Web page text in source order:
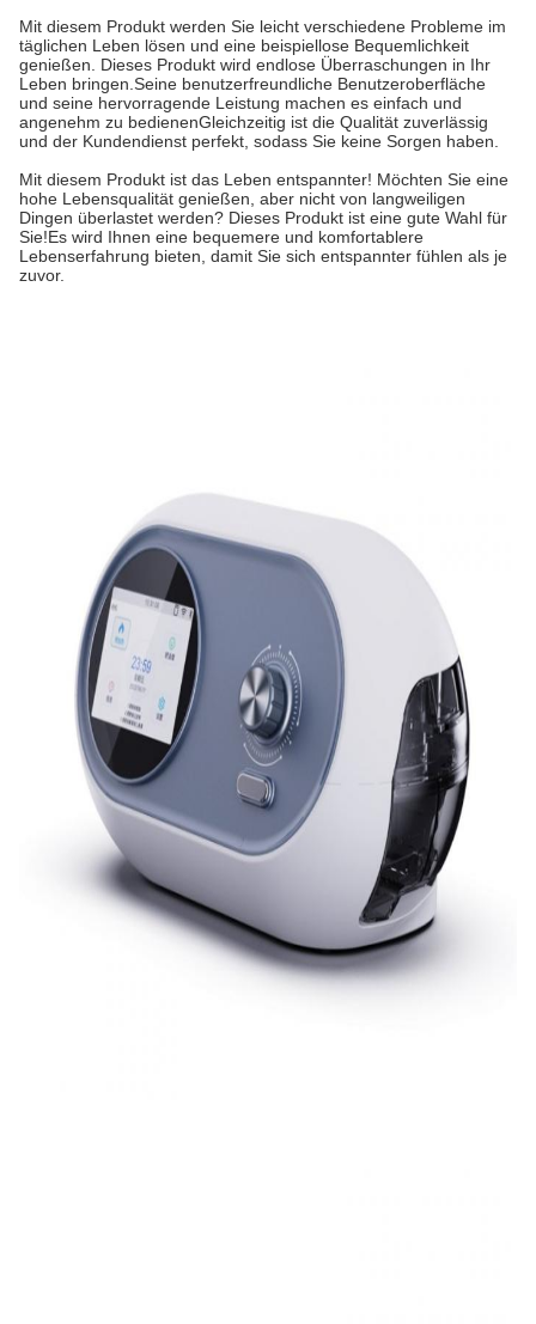
Mit diesem Produkt werden Sie leicht verschiedene Probleme im
täglichen Leben lösen und eine beispiellose Bequemlichkeit
genießen. Dieses Produkt wird endlose Überraschungen in Ihr
Leben bringen.Seine benutzerfreundliche Benutzeroberfläche
und seine hervorragende Leistung machen es einfach und
angenehm zu bedienenGleichzeitig ist die Qualität zuverlässig
und der Kundendienst perfekt, sodass Sie keine Sorgen haben.
Mit diesem Produkt ist das Leben entspannter! Möchten Sie eine
hohe Lebensqualität genießen, aber nicht von langweiligen
Dingen überlastet werden? Dieses Produkt ist eine gute Wahl für
Sie!Es wird Ihnen eine bequemere und komfortablere
Lebenserfahrung bieten, damit Sie sich entspannter fühlen als je
zuvor.